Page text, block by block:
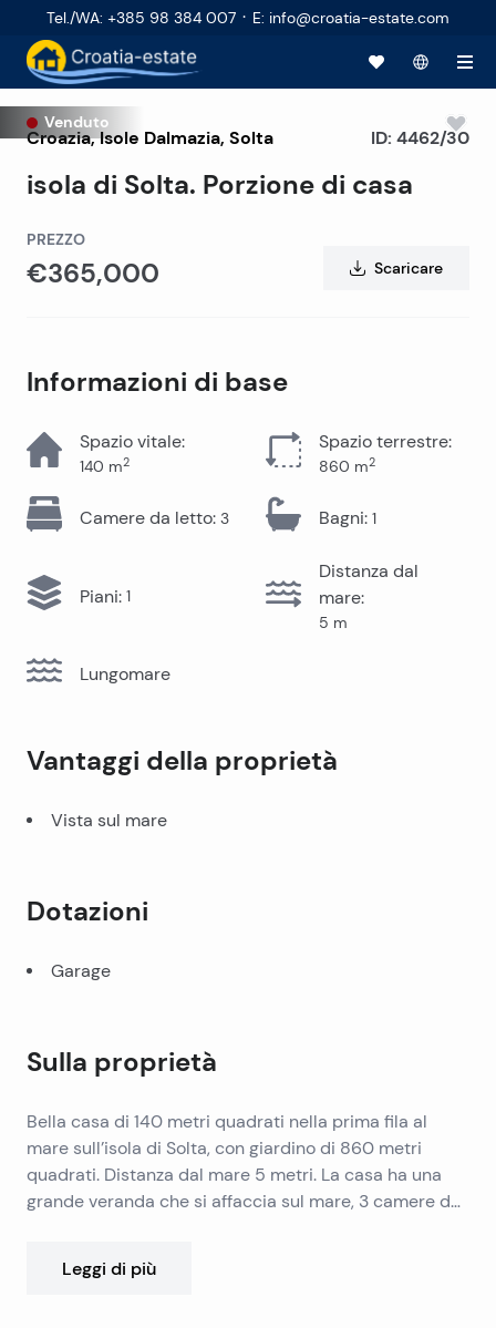
Tel./WA: +385 98 384 007 · E: info@croatia-estate.com
Venduto
Croazia,Isole Dalmazia, Solta
isola di Solta. Porzione di casa
ID: 4462/30
PREZZO
€365,000 Scaricare
Informazioni di base
Spazio vitale:
140 m2
Spazio terrestre:
860 m2
Camere da letto: 3 Bagni: 1
Piani: 1
Distanza dal
mare:
5 m
Lungomare
Vantaggi della proprietà
Vista sul mare
Dotazioni
Garage
Sulla proprietà
Bella casa di 140 metri quadrati nella prima fila al
mare sull’isola di Solta, con giardino di 860 metri
quadrati. Distanza dal mare 5 metri. La casa ha una
grande veranda che si affaccia sul mare, 3 camere da
circa 860 metri quadrati, ripostiglio di 18 metri
Leggi di più